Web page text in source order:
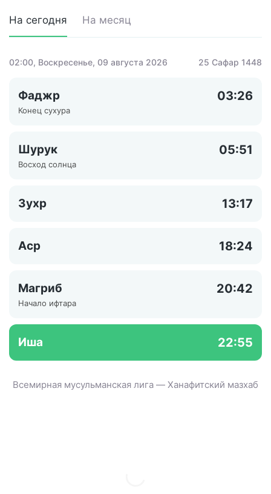
На сегодня На месяц
02:00, Воскресенье, 09 августа 2026 25 Сафар 1448
Фаджр 03:26
Конец сухура
Шурук 05:51
Восход солнца
Зухр 13:17
Аср 18:24
Магриб 20:42
Начало ифтара
Иша 22:55
Всемирная мусульманская лига — Ханафитский мазхаб